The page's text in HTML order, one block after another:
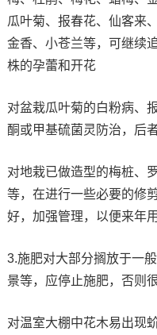
瓜叶菊、报春花、仙客来
金香、小苍兰等，可继续
株的孕蕾和开花
对盆栽瓜叶菊的白粉病、
酮或甲基硫菌灵防治，后
对地栽已做造型的梅桩、
等，在进行一些必要的修
好，加强管理，以便来年
3.施肥对大部分搁放于一
景等，应停止施肥，否则
对温室大棚中花木易出现